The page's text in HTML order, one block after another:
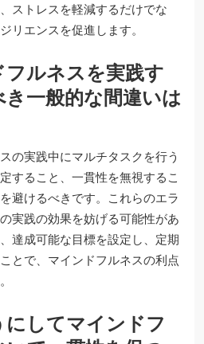
ストレスを軽減するだけでな
リエンスを促進します。
ルネスを実践す
一般的な間違いは
の実践中にマルチタスクを行う
すること、一貫性を無視するこ
避けるべきです。これらのエラ
実践の効果を妨げる可能性があ
達成可能な目標を設定し、定期
とで、マインドフルネスの利点
してマインドフ